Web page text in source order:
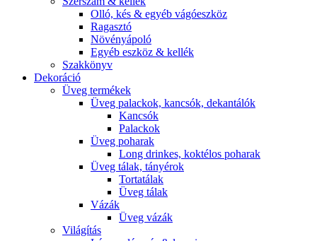
Olló, kés & egyéb vágóeszköz
Ragasztó
Növényápoló
Egyéb eszköz & kellék
Szakkönyv
Dekoráció
Üveg termékek
Üveg palackok, kancsók, dekantálók
Kancsók
Palackok
Üveg poharak
Long drinkes, koktélos poharak
Üveg tálak, tányérok
Tortatálak
Üveg tálak
Vázák
Üveg vázák
Világítás